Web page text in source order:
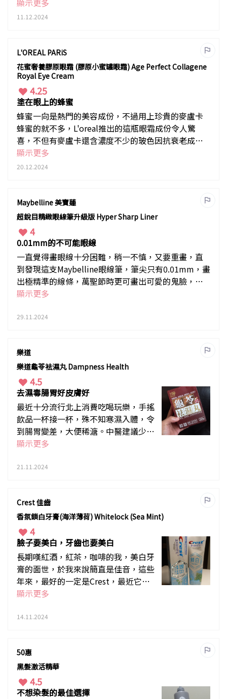
得到高回報的成果，這支眼霜，不，也
是面霜，絕對值得你投資。專門抗擊衰
顯示更多
11.12.2024
L'OREAL PARiS
花蜜奢養膠原眼霜 (膠原小蜜罐眼霜) Age Perfect Collagene
Royal Eye Cream
4.25
塗在眼上的蜂蜜
蜂蜜一向是熱門的美容成份，不過用上珍貴的麥盧卡
蜂蜜的就不多，L'oreal推出的這瓶眼霜成份令人驚
喜，不但有麥盧卡還含濃度不少的玻色因抗衰老成
份，塗後即時感覺眼周肌膚平滑，滋潤柔軟，因為成
份有助增生骨膠原，長久使用可以有效減退眼紋，加
顯示更多
20.12.2024
Maybelline 美寶蓮
超銳目精緻眼線筆升級版 Hyper Sharp Liner
4
0.01mm的不可能眼線
一直覺得畫眼線十分困難，稍一不慎，又要重畫，直
到發現這支Maybelline眼線筆，筆尖只有0.01mm，畫
出極精準的線條，萬聖節時更可畫出可愛的鬼臉，一
次性小紋身，十分多用途，顏色也十分濃黑，不易化
顯示更多
29.11.2024
樂道
樂道龜苓袪濕丸 Dampness Health
4.5
去濕毒腸胃好皮膚好
最近十分流行北上消費吃喝玩樂，手搖
飲品一杯接一杯，殊不知寒濕入體，令
到腸胃變差，大便稀溏。中醫建議少喝
冰飲，另外要健脾化濕，樂道的龜苓去
濕，令大便正常，而且一早起床再無面
顯示更多
21.11.2024
Crest 佳齒
香氛鎖白牙膏(海洋薄荷) Whitelock (Sea Mint)
4
臉子要美白，牙齒也要美白
長期嘆紅酒，紅茶，咖啡的我，美白牙
膏的面世，於我來說簡直是佳音，這些
年來，最好的一定是Crest，最近它新
出的鎖白去漬加防漬，真是十分貼心，
防漬一樣重要，只要減慢色素沉着，美
顯示更多
14.11.2024
50惠
黑髮激活精華
4.5
不想染髮的最佳選擇